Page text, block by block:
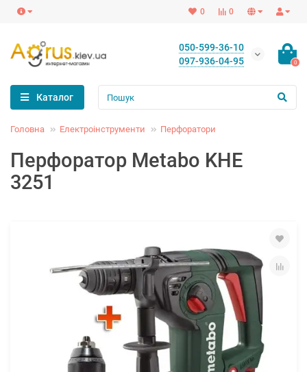
0
0
050-599-36-10
097-936-04-95
0
Каталог
Головна Електроінструменти Перфоратори
Перфоратор Metabo KHE
3251